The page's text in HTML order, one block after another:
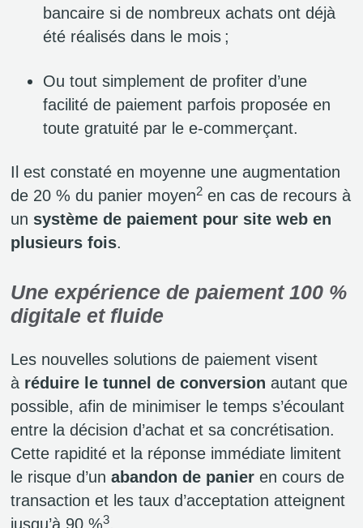
bancaire si de nombreux achats ont déjà
été réalisés dans le mois ;
Ou tout simplement de profiter d’une
facilité de paiement parfois proposée en
toute gratuité par le e-commerçant.
Il est constaté en moyenne une augmentation
de 20 % du panier moyen2 en cas de recours à
un système de paiement pour site web en
plusieurs fois.
Une expérience de paiement 100 %
digitale et fluide
Les nouvelles solutions de paiement visent
à réduire le tunnel de conversion autant que
possible, afin de minimiser le temps s’écoulant
entre la décision d’achat et sa concrétisation.
Cette rapidité et la réponse immédiate limitent
le risque d’un abandon de panier en cours de
transaction et les taux d’acceptation atteignent
jusqu’à 90 %3.